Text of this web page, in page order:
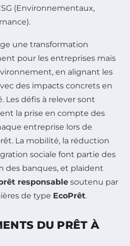
(Environnementaux,
une transformation
pour les entreprises mais
en alignant les
des impacts concrets en
Les défis à relever sont
la prise en compte des
entreprise lors de
La mobilité, la réduction
sociale font partie des
des banques, et plaident
responsable soutenu par
de type EcoPrêt.
DU PRÊT À